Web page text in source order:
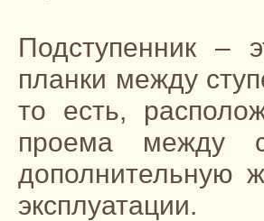
Подступенник –
планки между
то есть,
проема между
дополнительную
эксплуатации.